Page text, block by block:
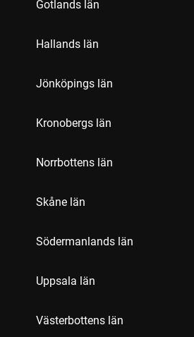
Gotlands län
Hallands län
Jönköpings län
Kronobergs län
Norrbottens län
Skåne län
Södermanlands län
Uppsala län
Västerbottens län